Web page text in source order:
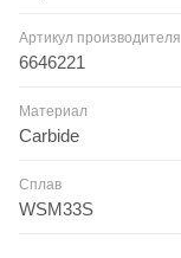
Артикул производителя
6646221
Материал
Carbide
Сплав
WSM33S